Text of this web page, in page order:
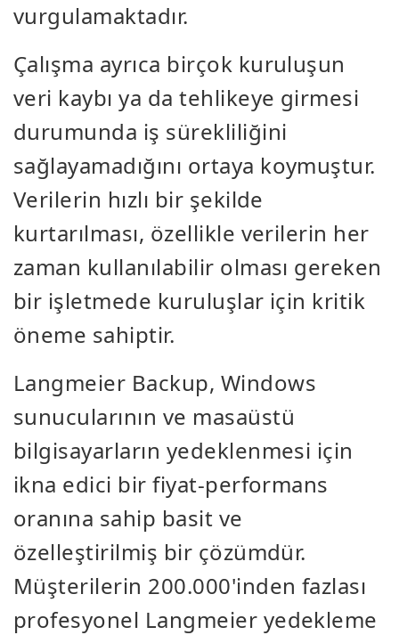
vurgulamaktadır.
Çalışma ayrıca birçok kuruluşun
veri kaybı ya da tehlikeye girmesi
durumunda iş sürekliliğini
sağlayamadığını ortaya koymuştur.
Verilerin hızlı bir şekilde
kurtarılması, özellikle verilerin her
zaman kullanılabilir olması gereken
bir işletmede kuruluşlar için kritik
öneme sahiptir.
Langmeier Backup, Windows
sunucularının ve masaüstü
bilgisayarların yedeklenmesi için
ikna edici bir fiyat-performans
oranına sahip basit ve
özelleştirilmiş bir çözümdür.
Müşterilerin 200.000'inden fazlası
profesyonel Langmeier yedekleme